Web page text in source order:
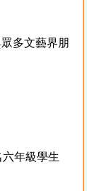
多文藝界朋
年級學生